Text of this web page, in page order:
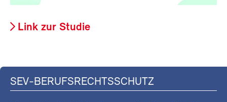
Link zur Studie
SEV-BERUFSRECHTSSCHUTZ